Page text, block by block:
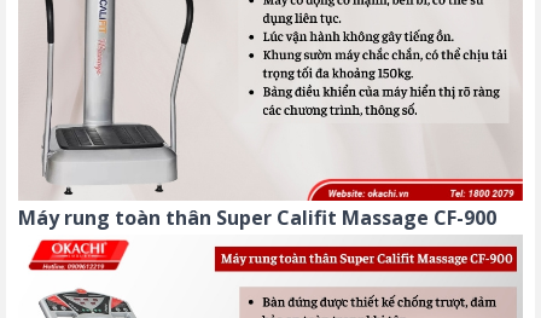
Máy rung toàn thân Super Califit Massage CF-900